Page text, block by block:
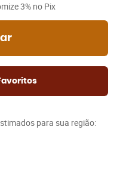
3% no Pix
para sua região: